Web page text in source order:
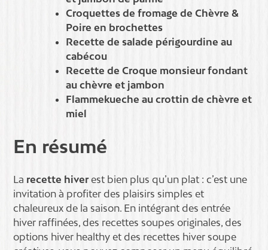
Croquettes de fromage de Chèvre &
Poire en brochettes
Recette de salade périgourdine au
cabécou
Recette de Croque monsieur fondant
au chèvre et jambon
Flammekueche au crottin de chèvre et
miel
En résumé
La recette hiverest bien plus qu’un plat : c’est une
invitation à profiter des plaisirs simples et
chaleureux de la saison. En intégrant des entrée
hiver raffinées, des recettes soupes originales, des
options hiver healthy et des recettes hiver soupe